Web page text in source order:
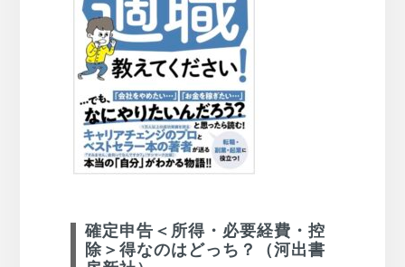
確定申告＜所得・必要経費・控
除＞得なのはどっち？（河出書